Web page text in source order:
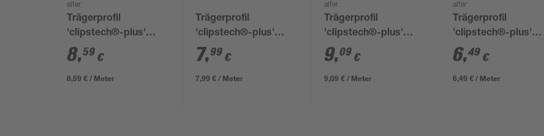
alfer
Trägerprofil
'clipstech®-plus'
Aluminium blank 1000
x 30 x 16,5 mm
8,59 €
8,59 € / Meter
Trägerprofil
'clipstech®-plus'
Aluminium silber 1000
x 80 x 13 mm
7,99 €
7,99 € / Meter
alfer
Trägerprofil
'clipstech®-plus'
Aluminium blank 1000
x 30 x 20 mm
9,09 €
9,09 € / Meter
alfer
Trägerprofil
'clipstech®-plus'
Aluminium 1000 x 30
x 9,5 mm
6,49 €
6,49 € / Meter